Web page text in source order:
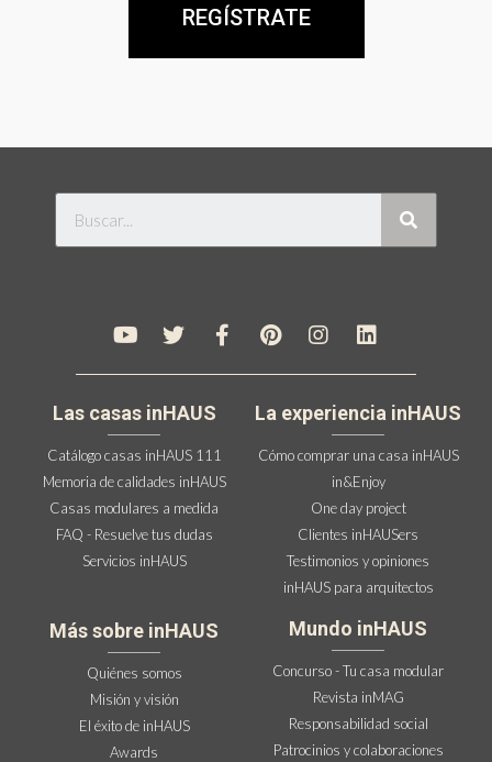
REGÍSTRATE
Las casas inHAUS
Catálogo casas inHAUS 111
Memoria de calidades inHAUS
Casas modulares a medida
FAQ - Resuelve tus dudas
Servicios inHAUS
Más sobre inHAUS
Quiénes somos
Misión y visión
El éxito de inHAUS
Awards
La experiencia inHAUS
Cómo comprar una casa inHAUS
in&Enjoy
One day project
Clientes inHAUSers
Testimonios y opiniones
inHAUS para arquitectos
Mundo inHAUS
Concurso - Tu casa modular
Revista inMAG
Responsabilidad social
Patrocinios y colaboraciones